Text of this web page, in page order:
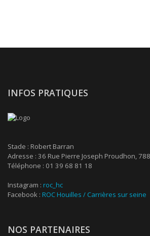
INFOS PRATIQUES
Stade : Robert Barran
Adresse : 36 Rue Pierre Joseph Proudhon,
Téléphone : 01 39 68 81 18
Instagram : roc_hc
Facebook : ROC Houilles / Carrières sur seine
NOS PARTENAIRES